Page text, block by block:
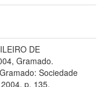
DE
Gramado.
Sociedade
p. 135.